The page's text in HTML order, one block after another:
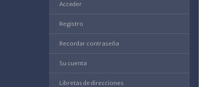
Acceder
Registro
Recordar contraseña
Su cuenta
Libretas de direcciones